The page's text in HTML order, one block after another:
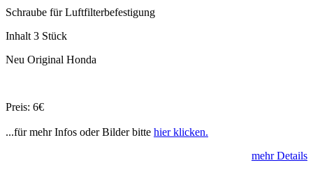
Schraube für Luftfilterbefestigung
Inhalt 3 Stück
Neu Original Honda
Preis: 6€
...für mehr Infos oder Bilder bitte hier klicken.
mehr Details